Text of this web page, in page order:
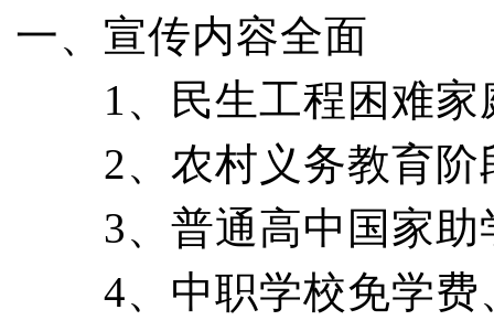
一、宣传内容全面
1、民生工程困难家
2、农村义务教育阶
3、普通高中国家助
4、中职学校免学费